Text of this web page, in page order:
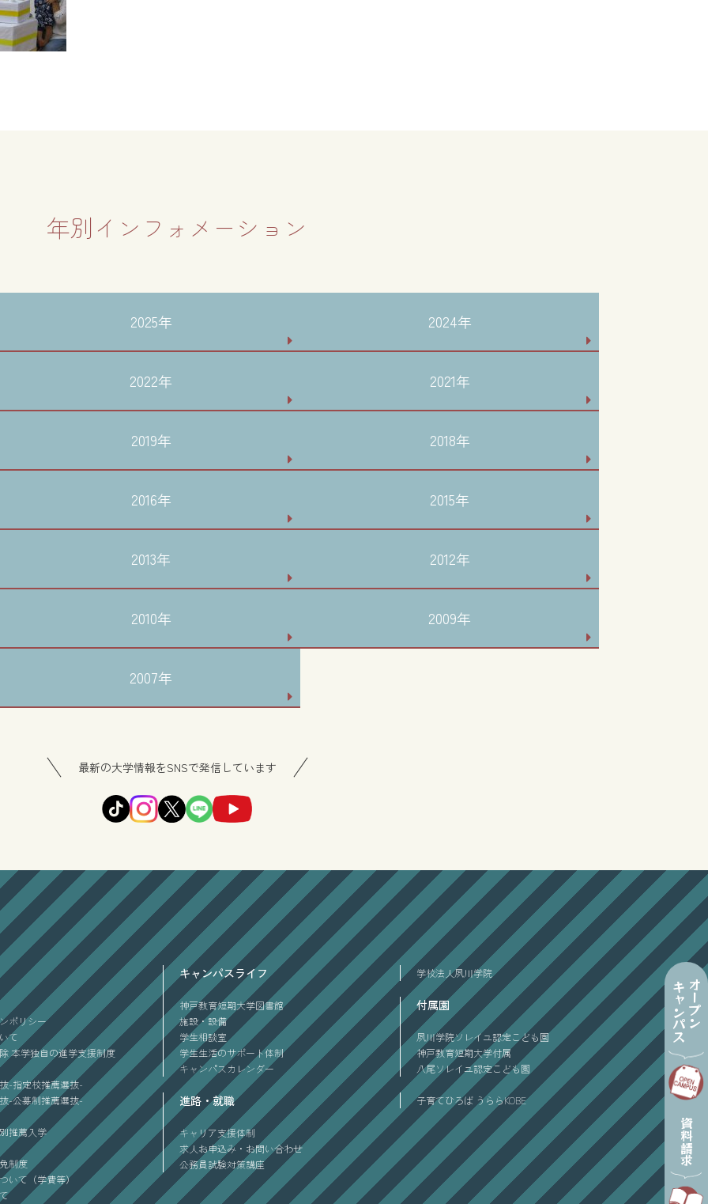
年別インフォメーション
2025年 2024年
2022年 2021年
2019年 2018年
2016年 2015年
2013年 2012年
2010年 2009年
2007年
最新の大学情報をSNSで発信しています
ポリシー
て
本学独自の進学支援制度
-指定校推薦選抜-
-公募制推薦選抜-
推薦入学
制度
いて（学費等）
キャンパスライフ
神戸教育短期大学図書館
施設・設備
学生相談室
学生生活のサポート体制
キャンパスカレンダー
進路・就職
キャリア支援体制
求人お申込み・お問い合わせ
公務員試験対策講座
学校法人夙川学院
付属園
夙川学院ソレイユ認定こども園
神戸教育短期大学付属
八尾ソレイユ認定こども園
子育てひろば うららKOBE
オープン
キャンパス
資料請求